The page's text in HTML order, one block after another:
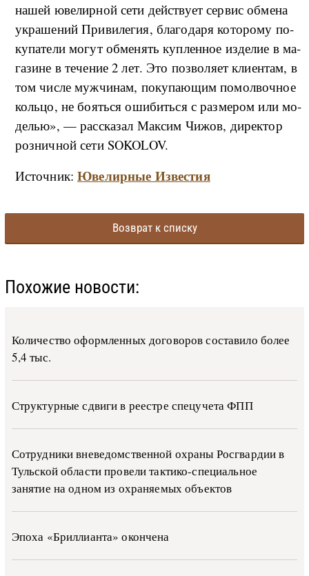
на­шей юве­ли­р­ной се­ти дей­ству­ет сер­вис об­ме­на
укра­ше­ний При­ви­ле­гия, бла­го­да­ря ко­то­ро­му по­
ку­па­те­ли мо­гут об­ме­нять ку­п­лен­ное из­де­лие в ма­
га­зи­не в те­че­ние 2 лет. Это поз­во­ля­ет кли­ен­там, в
том чис­ле му­ж­чи­нам, по­ку­па­ю­щим по­мол­воч­ное
коль­цо, не бо­ять­ся оши­бить­ся с раз­ме­ром или мо­
де­лью», — рас­ска­зал Ма­к­сим Чи­жов, ди­рек­тор
роз­ни­ч­ной се­ти SOKOLOV.
Источник:Ювелирные Известия
Возврат к списку
Похожие новости:
Количество оформленных договоров составило более
5,4 тыс.
Структурные сдвиги в реестре спецучета ФПП
Сотрудники вневедомственной охраны Росгвардии в
Тульской области провели тактико-специальное
занятие на одном из охраняемых объектов
Эпоха «Бриллианта» окончена